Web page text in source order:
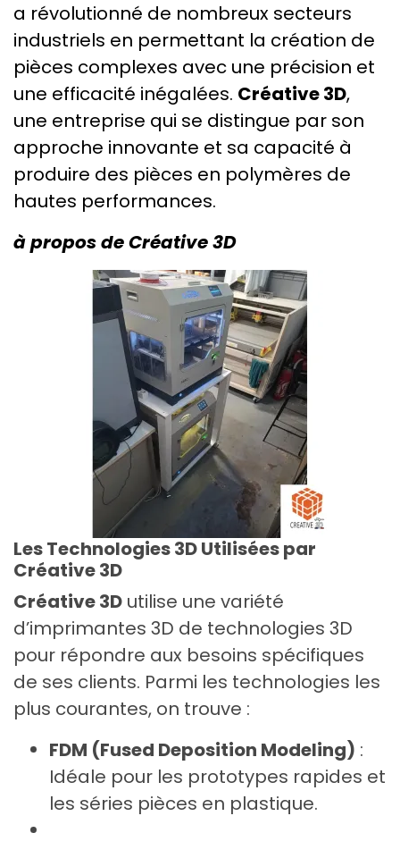
a révolutionné de nombreux secteurs
industriels en permettant la création de
pièces complexes avec une précision et
une efficacité inégalées. Créative 3D,
une entreprise qui se distingue par son
approche innovante et sa capacité à
produire des pièces en polymères de
hautes performances.
à propos de Créative 3D
Les Technologies 3D Utilisées par
Créative 3D
Créative 3D utilise une variété
d’imprimantes 3D de technologies 3D
pour répondre aux besoins spécifiques
de ses clients. Parmi les technologies les
plus courantes, on trouve :
FDM (Fused Deposition Modeling) :
Idéale pour les prototypes rapides et
les séries pièces en plastique.